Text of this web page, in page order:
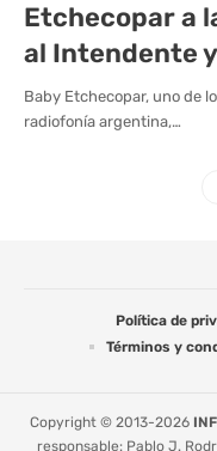
Etchecopar a
al Intendente
Baby Etchecopar, uno de
radiofonía argentina,…
Política de
Términos y
Copyright © 2013-2026
responsable: Pablo J.